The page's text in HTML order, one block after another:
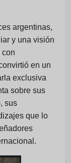
argentinas,
y una visión
con
en un
exclusiva
sobre sus
sus
que lo